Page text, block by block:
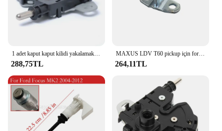
288,75TL
MAXUS LDV T60 pickup için forvet ile bagaj mandalı bagaj kapağı kilidi
264,11TL